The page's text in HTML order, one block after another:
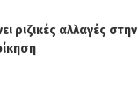
ριζικές αλλαγές στην